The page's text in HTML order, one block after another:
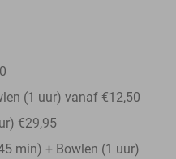
(1 uur) vanaf €12,50
€29,95
min) + Bowlen (1 uur)